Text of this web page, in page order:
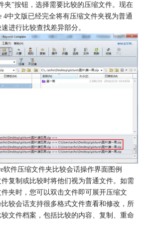
夹”按钮，选择需要比较的压缩文件。现在
4中文版已经完全将有压缩文件夹视为普通
进行比较查找差异部分。
软件压缩文件夹比较会话操作界面图例
复制或比较时将他们视为普通文件。如需
夹时，您可以双击文件即可展开压缩文
比较会话支持很多格式文件查看和修改，所
文件档案，包括比较的内容、复制、重命